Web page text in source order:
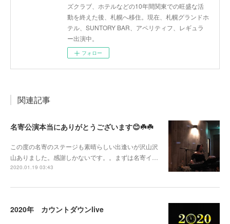
ズクラブ、ホテルなどの10年間関東での旺盛な活
動を終えた後、札幌へ移住。現在、札幌グランドホ
テル、SUNTORY BAR、アペリティフ、レギュラ
ー出演中。
フォロー
関連記事
名寄公演本当にありがとうございます😊☘️☘️
この度の名寄のステージも素晴らしい出逢いが沢山沢
山ありました。感謝しかないです。。まずは名寄イ…
2020.01.19 03:43
2020年 カウントダウンlive